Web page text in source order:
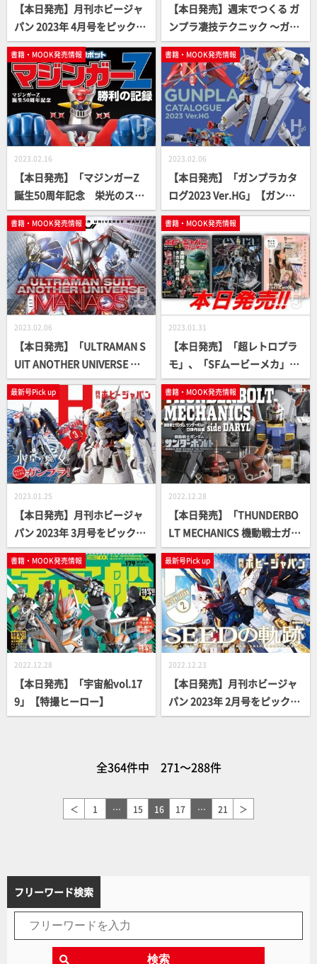
【本日発売】月刊ホビージャ
パン 2023年 4月号をピックア
ップ！
【本日発売】週末でつくる ガ
ンプラ凄技テクニック ～ガン
プラ簡単フィニッシュのスス
メ～ 懐かしのキット編【ガン
プラ How To MOOK】
書籍・MOOK発売情報
2023.02.16
【本日発売】「マジンガーZ
誕生50周年記念 栄光のスー
パーロボット マジンガーZ
勝利の記録」【永井豪】
書籍・MOOK発売情報
2023.02.06
【本日発売】「ガンプラカタ
ログ2023 Ver.HG」【ガンダ
ム】
書籍・MOOK発売情報
2023.02.06
【本日発売】「ULTRAMAN S
UIT ANOTHER UNIVERSE MA
NIACS」【UAU】
書籍・MOOK発売情報
2023.01.31
【本日発売】「超レトロプラ
モ」、「SFムービーメカ」、
「美少女プラモ」書籍続々登
場！
最新号Pick up
2023.01.25
【本日発売】月刊ホビージャ
パン 2023年 3月号をピックア
ップ！
書籍・MOOK発売情報
2022.12.28
【本日発売】「THUNDERBO
LT MECHANICS 機動戦士ガン
ダム サンダーボルト 立体作品
集 side DARYL」【第2弾】
書籍・MOOK発売情報
2022.12.28
【本日発売】「宇宙船vol.17
9」【特撮ヒーロー】
最新号Pick up
2022.12.23
【本日発売】月刊ホビージャ
パン 2023年 2月号をピックア
ップ！
全364件中 271～288件
＜ 1 … 15 16 17 … 21 ＞
フリーワード検索
検索